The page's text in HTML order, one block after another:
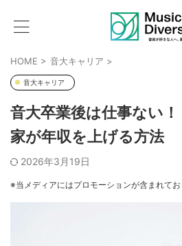
HOME > 音大キャリア >
音大キャリア
音大卒業後は仕事ない
家が年収を上げる方法
2026年3月19日
※当メディアにはプロモーションが含まれてお